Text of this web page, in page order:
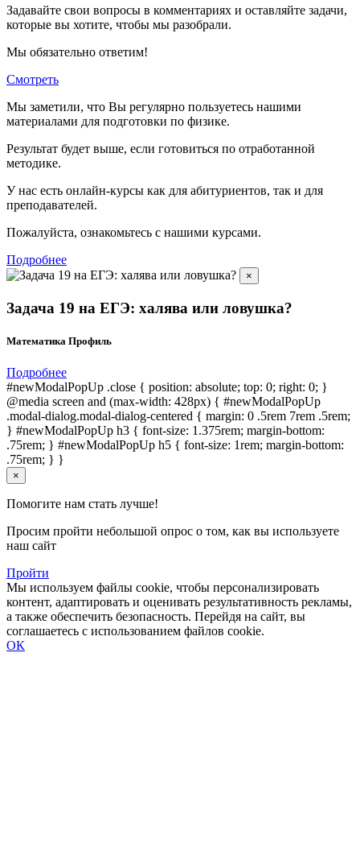
Задавайте свои вопросы в комментариях и оставляйте задачи,
которые вы хотите, чтобы мы разобрали.
Мы обязательно ответим!
Смотреть
Мы заметили, что Вы регулярно пользуетесь нашими
материалами для подготовки по физике.
Результат будет выше, если готовиться по отработанной
методике.
У нас есть онлайн-курсы как для абитуриентов, так и для
преподавателей.
Пожалуйста, ознакомьтесь с нашими курсами.
Подробнее
×
Задача 19 на ЕГЭ: халява или ловушка?
Математика Профиль
Подробнее
#newModalPopUp .close { position: absolute; top: 0; right: 0; }
@media screen and (max-width: 428px) { #newModalPopUp
.modal-dialog.modal-dialog-centered { margin: 0 .5rem 7rem .5rem;
} #newModalPopUp h3 { font-size: 1.375rem; margin-bottom:
.75rem; } #newModalPopUp h5 { font-size: 1rem; margin-bottom:
.75rem; } }
×
Помогите нам стать лучше!
Просим пройти небольшой опрос о том, как вы используете
наш сайт
Пройти
Мы используем файлы cookie, чтобы персонализировать
контент, адаптировать и оценивать результативность рекламы,
а также обеспечить безопасность. Перейдя на сайт, вы
соглашаетесь с использованием файлов cookie.
ОК